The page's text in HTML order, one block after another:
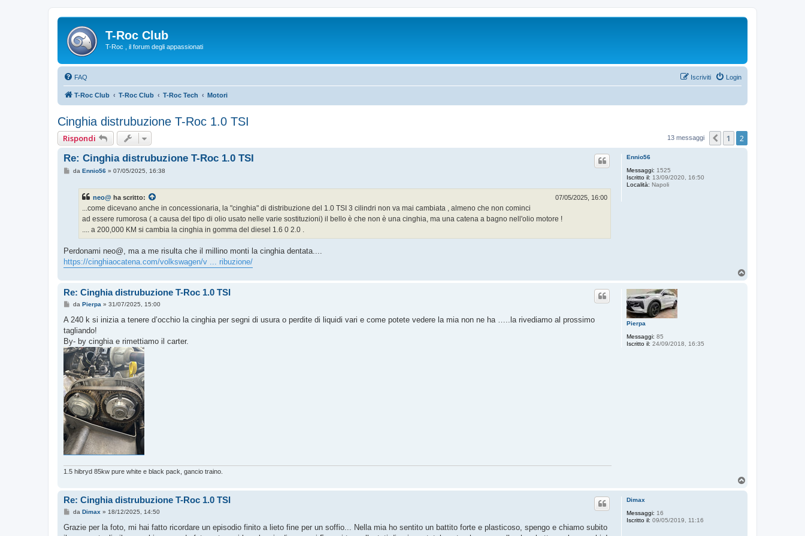
T-Roc Club
T-Roc , il forum degli appassionati
FAQ Login
Iscriviti
T-Roc Club T-Roc Club T-Roc Tech Motori
Cinghia distrubuzione T-Roc 1.0 TSI
Rispondi 13 messaggi Precedente
1 2
Ennio56
Messaggi: 1525
Iscritto il: 13/09/2020, 16:50
Località: Napoli
Re: Cinghia distrubuzione T-Roc 1.0 TSI
Mda Ennio56» 07/05/2025, 16:38
neo@ ha scritto: 07/05/2025, 16:00
...come dicevano anche in concessionaria, la "cinghia" di distribuzione del 1.0 TSI 3 cilindri non va mai cambiata , almeno che non cominci
ad essere rumorosa ( a causa del tipo di olio usato nelle varie sostituzioni) il bello è che non è una cinghia, ma una catena a bagno nell'olio motore !
.... a 200,000 KM si cambia la cinghia in gomma del diesel 1.6 0 2.0 .
Perdonami neo@, ma a me risulta che il millino monti la cinghia dentata....
https://cinghiaocatena.com/volkswagen/v ... ribuzione/
Pierpa
Messaggi: 85
Iscritto il: 24/09/2018, 16:35
Re: Cinghia distrubuzione T-Roc 1.0 TSI
M
s
a
g
g
i
o
da Pierpa » 31/07/2025, 15:00
A 240 k si inizia a tenere d’occhio la cinghia per segni di usura o perdite di liquidi vari e come potete vedere la mia non ne ha …..la rivediamo al prossimo
tagliando!
By- by cinghia e rimettiamo il carter.
1.5 hibryd 85kw pure white e black pack, gancio traino.
Dimax
Messaggi: 16
Iscritto il: 09/05/2019, 11:16
Re: Cinghia distrubuzione T-Roc 1.0 TSI
M
s
da Dimax » 18/12/2025, 14:50
Grazie per la foto, mi hai fatto ricordare un episodio finito a lieto fine per un soffio... Nella mia ho sentito un battito forte e plasticoso, spengo e chiamo subito